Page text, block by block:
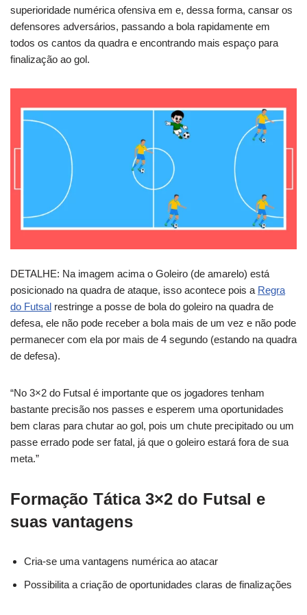
superioridade numérica ofensiva em e, dessa forma, cansar os
defensores adversários, passando a bola rapidamente em
todos os cantos da quadra e encontrando mais espaço para
finalização ao gol.
DETALHE: Na imagem acima o Goleiro (de amarelo) está
posicionado na quadra de ataque, isso acontece pois a Regra
do Futsal restringe a posse de bola do goleiro na quadra de
defesa, ele não pode receber a bola mais de um vez e não pode
permanecer com ela por mais de 4 segundo (estando na quadra
de defesa).
“No 3×2 do Futsal é importante que os jogadores tenham
bastante precisão nos passes e esperem uma oportunidades
bem claras para chutar ao gol, pois um chute precipitado ou um
passe errado pode ser fatal, já que o goleiro estará fora de sua
meta.”
Formação Tática 3×2 do Futsal e
suas vantagens
Cria-se uma vantagens numérica ao atacar
Possibilita a criação de oportunidades claras de finalizações